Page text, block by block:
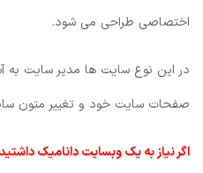
اختصاصی طراحی می شود.
در این نوع سایت ها مدیر سایت به
صفحات سایت خود و تغییر متون
اگر نیاز به یک وبسایت دانامیک داشتید